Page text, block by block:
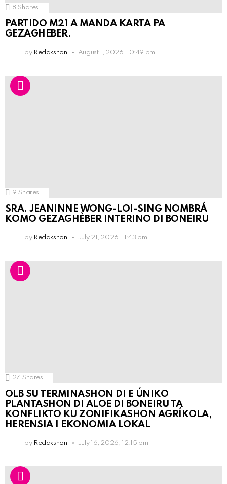
8 Shares
PARTIDO M21 A MANDA KARTA PA
GEZAGHEBER.
by Redakshon August 1, 2026, 10:49 pm
9 Shares
SRA. JEANINNE WONG-LOI-SING NOMBRÁ
KOMO GEZAGHÈBER INTERINO DI BONEIRU
by Redakshon July 21, 2026, 11:43 pm
27 Shares
OLB SU TERMINASHON DI E ÚNIKO
PLANTASHON DI ALOE DI BONEIRU TA
KONFLIKTO KU ZONIFIKASHON AGRÍKOLA,
HERENSIA I EKONOMIA LOKAL
by Redakshon July 16, 2026, 12:15 pm